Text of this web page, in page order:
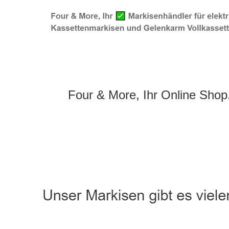
Four & More, Ihr Online